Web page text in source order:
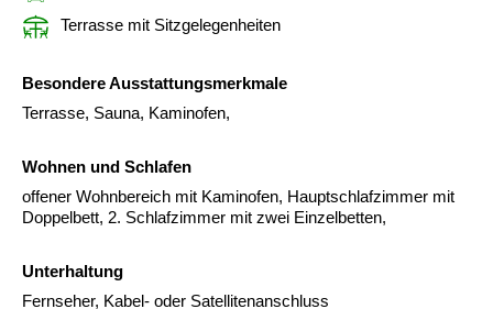
Terrasse mit Sitzgelegenheiten
Besondere Ausstattungsmerkmale
Terrasse, Sauna, Kaminofen,
Wohnen und Schlafen
offener Wohnbereich mit Kaminofen, Hauptschlafzimmer mit
Doppelbett, 2. Schlafzimmer mit zwei Einzelbetten,
Unterhaltung
Fernseher, Kabel- oder Satellitenanschluss